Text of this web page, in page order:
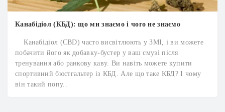
Канабідіол (КБД): що ми знаємо і чого не знаємо
Канабідіол (CBD) часто висвітлюють у ЗМІ, і ви можете
побачити його як добавку-бустер у ваш смузі після
тренування або ранкову каву. Ви навіть можете купити
спортивний бюстгальтер із КБД. Але що таке КБД? І чому
він такий попу..